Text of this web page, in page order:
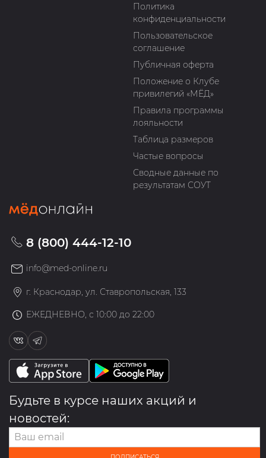
Политика
конфиденциальности
Пользовательское
соглашение
Публичная оферта
Положение о Клубе
привилегий «МЁД»
Правила программы
лояльности
Таблица размеров
Частые вопросы
Сводные данные по
результатам СОУТ
8 (800) 444-12-10
info@med-online.ru
г. Краснодар, ул. Ставропольская, 133
ЕЖЕДНЕВНО, с 10:00 до 22:00
Будьте в курсе наших акций и
новостей: